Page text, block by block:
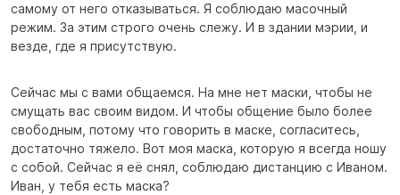
самому от него отказываться. Я соблюдаю масочный
режим. За этим строго очень слежу. И в здании мэрии, и
везде, где я присутствую.
Сейчас мы с вами общаемся. На мне нет маски, чтобы не
смущать вас своим видом. И чтобы общение было более
свободным, потому что говорить в маске, согласитесь,
достаточно тяжело. Вот моя маска, которую я всегда ношу
с собой. Сейчас я её снял, соблюдаю дистанцию с Иваном.
Иван, у тебя есть маска?